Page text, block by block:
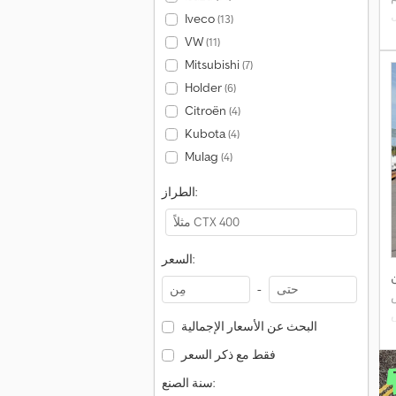
Iveco(13)
VW(11)
Mitsubishi(7)
Holder(6)
Citroën (4)
Kubota(4)
Mulag (4)
الطراز:
السعر:
-
البحث عن الأسعار الإجمالية
فقط مع ذكر السعر
سنة الصنع: